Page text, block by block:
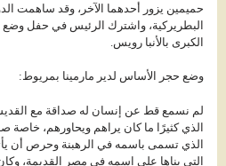
حميمين يزور أحدهما الآخر، وقد ساهمت
البطريركية، واشترك الرئيس في حفل وضع
الكبرى بالأنبا رويس.
وضع حجر الأساس لدير مارمينا بمريوط:
لم نسمع قط عن إنسان له صداقة مع
الذي كثيرًا ما كان يراهم ويحاورهم، خاصة
الذي تسمى باسمه في الرهبنة وحرص أن
التي بناها على اسمه في مصر القديمة،